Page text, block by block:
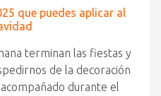
que puedes aplicar al
terminan las fiestas y
de la decoración
durante el